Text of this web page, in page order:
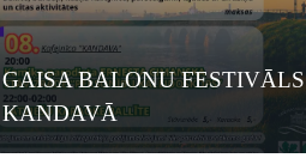
GAISA BALONU FESTIVĀLS
KANDAVĀ